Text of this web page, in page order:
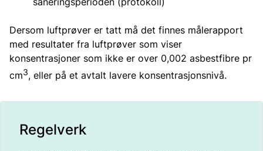
Dersom luftprøver er tatt må det finnes målerapport
med resultater fra luftprøver som viser
konsentrasjoner som ikke er over 0,002 asbestfibre pr
cm3, eller på et avtalt lavere konsentrasjonsnivå.
Regelverk